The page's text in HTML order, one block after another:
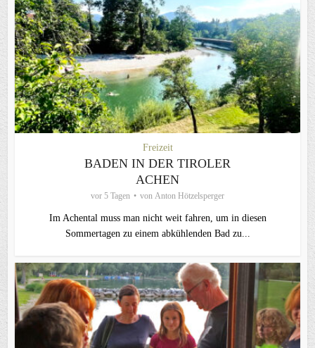
Freizeit
BADEN IN DER TIROLER
ACHEN
vor 5 Tagen von Anton Hötzelsperger
Im Achental muss man nicht weit fahren, um in diesen
Sommertagen zu einem abkühlenden Bad zu...